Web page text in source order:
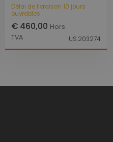
Délai de livraison 10 jours
ouvrables
€ 460,00 Hors
TVA
US.203274